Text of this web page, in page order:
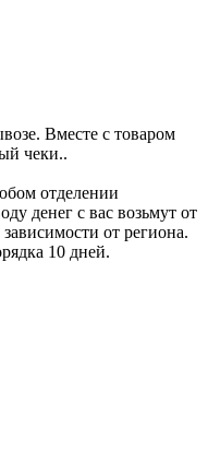
Вместе с товаром
чеки..
отделении
денег с вас возьмут от
от региона.
10 дней.